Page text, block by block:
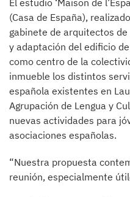
El estudio ‘Maison de
(Casa de España),
gabinete de arquitectos
y adaptación del edificio
como centro de la
inmueble los distintos
española existentes en
Agrupación de Lengua y
nuevas actividades para
asociaciones españolas.
“Nuestra propuesta
reunión, especialmente